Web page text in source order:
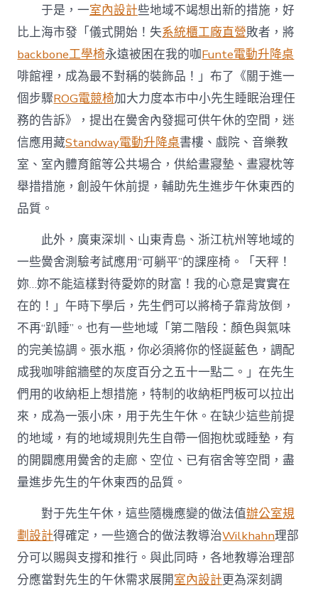
于是，一室內設計些地域不竭想出新的措施，好
比上海市發「儀式開始！失系統櫃工廠直營敗者，將
backbone工學椅永遠被困在我的咖Funte電動升降桌
啡館裡，成為最不對稱的裝飾品！」布了《關于進一
個步驟ROG電競椅加大力度本市中小先生睡眠治理任
務的告訴》，提出在黌舍內發掘可供午休的空間，迷
信應用藏Standway電動升降桌書樓、戲院、音樂教
室、室內體育館等公共場合，供給晝寢墊、晝寢枕等
舉措措施，創設午休前提，輔助先生進步午休東西的
品質。
此外，廣東深圳、山東青島、浙江杭州等地域的
一些黌舍測驗考試應用“可躺平”的課座椅。「天秤！
妳…妳不能這樣對待愛妳的財富！我的心意是實實在
在的！」午時下學后，先生們可以將椅子靠背放倒，
不再“趴睡”。也有一些地域「第二階段：顏色與氣味
的完美協調。張水瓶，你必須將你的怪誕藍色，調配
成我咖啡館牆壁的灰度百分之五十一點二。」在先生
們用的收納柜上想措施，特制的收納柜門板可以拉出
來，成為一張小床，用于先生午休。在缺少這些前提
的地域，有的地域規則先生自帶一個抱枕或睡墊，有
的開闢應用黌舍的走廊、空位、已有宿舍等空間，盡
量進步先生的午休東西的品質。
對于先生午休，這些隨機應變的做法值辦公室規
劃設計得確定，一些適合的做法教導治Wilkhahn理部
分可以賜與支撐和推行。與此同時，各地教導治理部
分應當對先生的午休需求展開室內設計更為深刻調